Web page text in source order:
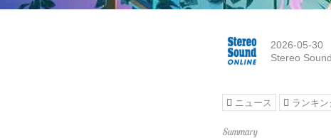
2026-05-30
Stereo
ニュース ランキン